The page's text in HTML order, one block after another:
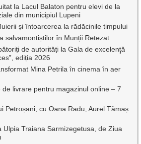
la Lacul Balaton pentru elevi de la
din municipiul Lupeni
și întoarcerea la rădăcinile timpului
salvamontiștilor în Munții Retezat
de autorități la Gala de excelenţă
ediția 2026
Mina Petrila în cinema în aer
livrare pentru magazinul online – 7
Petroșani, cu Oana Radu, Aurel Tămaș
Ulpia Traiana Sarmizegetusa, de Ziua